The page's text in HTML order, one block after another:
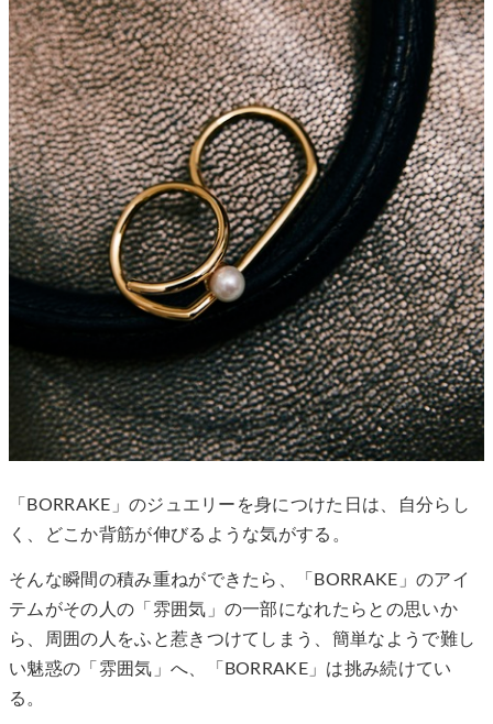
「BORRAKE」のジュエリーを身につけた日は、自分らし
く、どこか背筋が伸びるような気がする。
そんな瞬間の積み重ねができたら、「BORRAKE」のアイ
テムがその人の「雰囲気」の一部になれたらとの思いか
ら、周囲の人をふと惹きつけてしまう、簡単なようで難し
い魅惑の「雰囲気」へ、「BORRAKE」は挑み続けてい
る。